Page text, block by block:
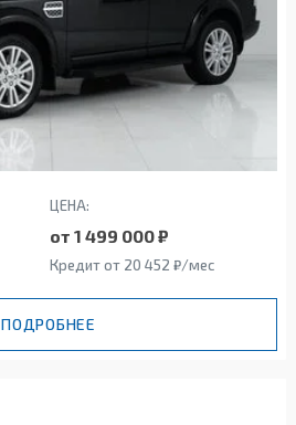
ЦЕНА:
от 1 499 000 ₽
Кредит от 20 452 ₽/мес
ПОДРОБНЕЕ